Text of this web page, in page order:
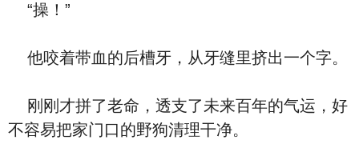
“操！”
他咬着带血的后槽牙，从牙缝里挤出一个字。
刚刚才拼了老命，透支了未来百年的气运，好
不容易把家门口的野狗清理干净。